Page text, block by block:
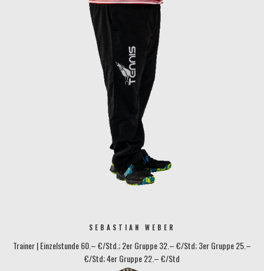
SEBASTIAN WEBER
Trainer | Einzelstunde 60.– €/Std.; 2er Gruppe 32.– €/Std; 3er Gruppe 25.–
€/Std; 4er Gruppe 22.– €/Std
protennis@tennisbase-konstanz.de